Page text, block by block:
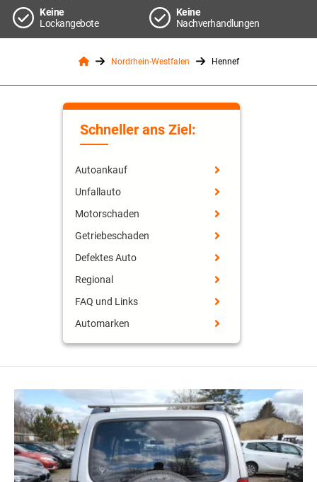
Keine
Lockangebote
Keine
Nachverhandlungen
Nordrhein-Westfalen Hennef
Schneller ans Ziel:
Autoankauf
Unfallauto
Motorschaden
Getriebeschaden
Defektes Auto
Regional
FAQ und Links
Automarken